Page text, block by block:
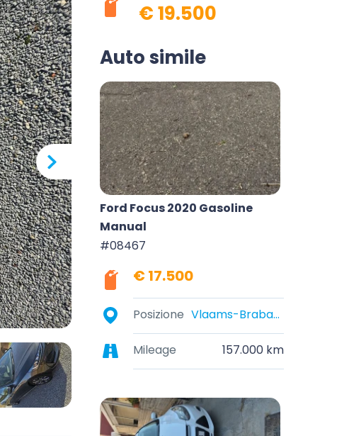
€ 19.500
Auto simile
Ford Focus 2020 Gasoline
Manual
#08467
€ 17.500
Posizione Vlaams-Brabant, België
Mileage 157.000 km